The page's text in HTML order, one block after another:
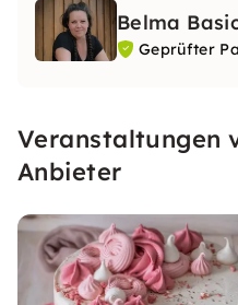
Belma
Geprüfter
Veranstaltungen
Anbieter